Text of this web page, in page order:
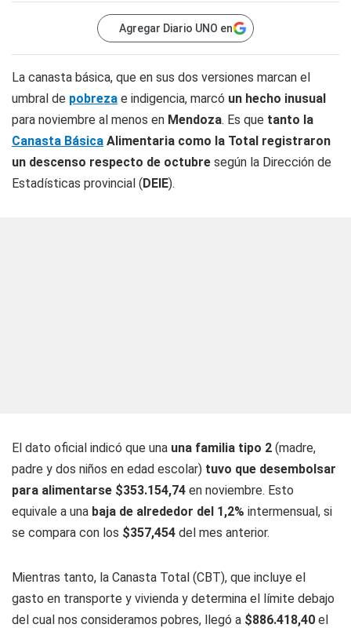
Agregar Diario UNO en
La canasta básica, que en sus dos versiones marcan el
umbral de pobreza e indigencia, marcó un hecho inusual
para noviembre al menos en Mendoza. Es que tanto la
Canasta Básica Alimentaria como la Total registraron
un descenso respecto de octubre según la Dirección de
Estadísticas provincial (DEIE).
El dato oficial indicó que una una familia tipo 2 (madre,
padre y dos niños en edad escolar) tuvo que desembolsar
para alimentarse $353.154,74 en noviembre. Esto
equivale a una baja de alrededor del 1,2% intermensual, si
se compara con los $357,454 del mes anterior.
Mientras tanto, la Canasta Total (CBT), que incluye el
gasto en transporte y vivienda y determina el límite debajo
del cual nos consideramos pobres, llegó a $886.418,40 el